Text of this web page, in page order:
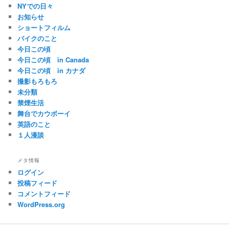
NYでの日々
お知らせ
ショートフィルム
バイクのこと
今日この頃
今日この頃 in Canada
今日この頃 in カナダ
撮影もろもろ
未分類
禁煙生活
舞台でカウボーイ
英語のこと
１人漫談
メタ情報
ログイン
投稿フィード
コメントフィード
WordPress.org